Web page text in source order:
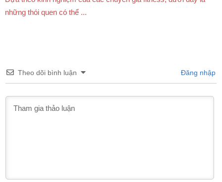
những thói quen có thể ...
Theo dõi bình luận Đăng nhập